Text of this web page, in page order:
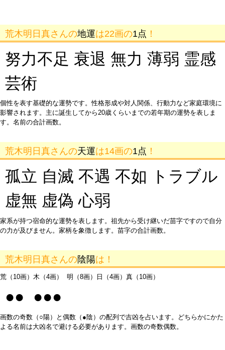
荒木明日真さんの地運は22画の1点 ！
努力不足 衰退 無力 薄弱 霊感
芸術
個性を表す基礎的な運勢です。性格形成や対人関係、行動力など家庭環境に
影響されます。主に誕生してから20歳くらいまでの若年期の運勢を表しま
す。名前の合計画数。
荒木明日真さんの天運は14画の1点 ！
孤立 自滅 不遇 不如 トラブル
虚無 虚偽 心弱
家系が持つ宿命的な運勢を表します。祖先から受け継いだ苗字ですので自分
の力が及びません。家柄を象徴します。苗字の合計画数。
荒木明日真さんの陰陽は！
荒（10画）木（4画） 明（8画）日（4画）真（10画）
●● ●●●
画数の奇数（○陽）と偶数（●陰）の配列で吉凶を占います。どちらかにかた
よる名前は大凶名で避ける必要があります。画数の奇数偶数。